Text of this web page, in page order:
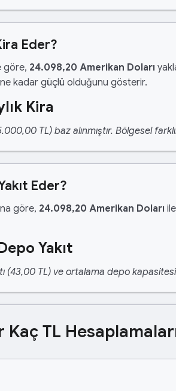
Eder?
göre, 24.098,20 Amerikan Doları
kadar güçlü olduğunu gösterir.
Kira
TL) baz alınmıştır. Bölgesel
Eder?
göre, 24.098,20 Amerikan Doları
Yakıt
TL) ve ortalama depo kapasitesi
Kaç TL